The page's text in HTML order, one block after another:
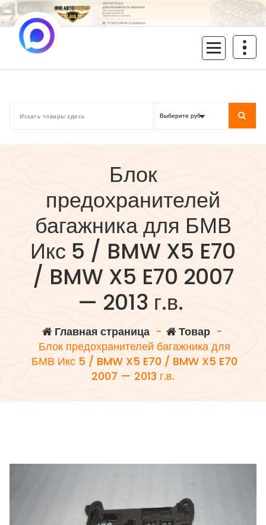
Перейти
к
содержимому
Блок
предохранителей
багажника для БМВ
Икс 5 / BMW X5 E70
/ BMW X5 E70 2007
— 2013 г.в.
Главная страница- Товар-
Блок предохранителей багажника для
БМВ Икс 5 / BMW X5 E70 / BMW X5 E70
2007 — 2013 г.в.